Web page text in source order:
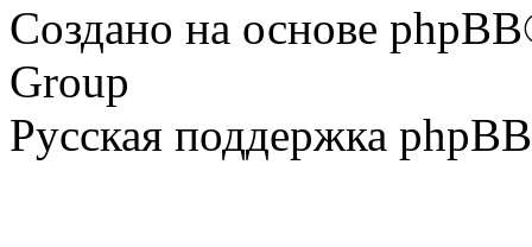
Создано на основе
Group
Русская поддержка phpBB